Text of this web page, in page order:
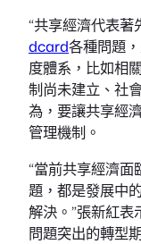
“共享經濟代表
dcard各種問題
度體系，比如相
制尚未建立、社
為，要讓共享經
管理機制。
“當前共享經濟
題，都是發展中
解決。”張新紅
問題突出的轉型